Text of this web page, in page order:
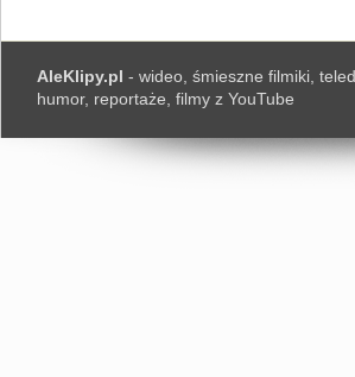
AleKlipy.pl - wideo, śmieszne filmiki,
humor, reportaże, filmy z YouTube